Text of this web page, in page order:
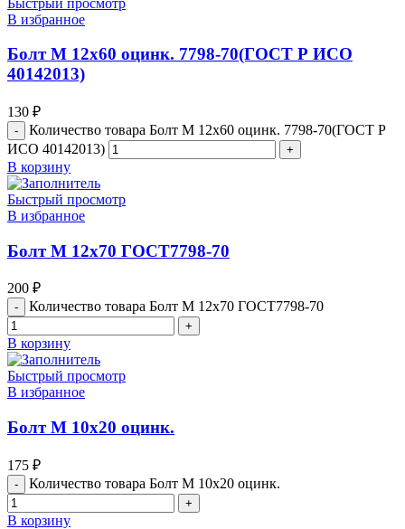
В избранное
Болт М 12х60 оцинк. 7798-70(ГОСТ Р ИСО
40142013)
130 ₽
Количество товара Болт М 12х60 оцинк. 7798-70(ГОСТ Р
ИСО 40142013)
В корзину
Быстрый просмотр
В избранное
Болт М 12х70 ГОСТ7798-70
200 ₽
Количество товара Болт М 12х70 ГОСТ7798-70
В корзину
Быстрый просмотр
В избранное
Болт М 10х20 оцинк.
175 ₽
Количество товара Болт М 10х20 оцинк.
В корзину